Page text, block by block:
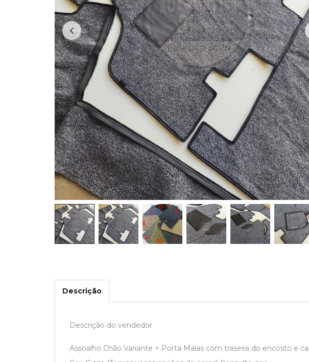
Descrição
Descrição do vendedor
Assoalho Chão Variante + Porta Malas com traseira do encosto e